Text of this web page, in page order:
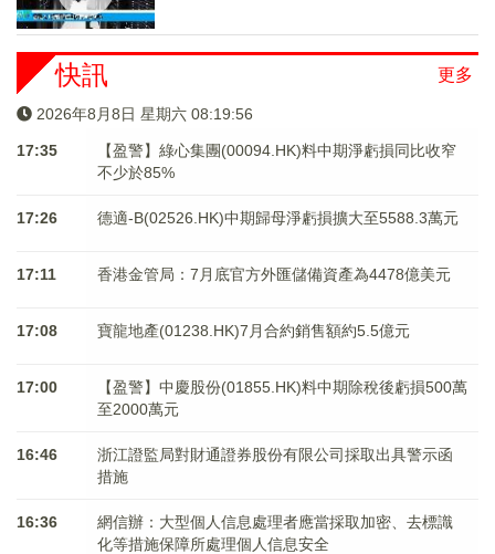
更多
快訊
2026年8月8日 星期六 08:19:56
17:35
【盈警】綠心集團(00094.HK)料中期淨虧損同比收窄
不少於85%
17:26 德適-B(02526.HK)中期歸母淨虧損擴大至5588.3萬元
17:11 香港金管局：7月底官方外匯儲備資產為4478億美元
17:08 寶龍地產(01238.HK)7月合約銷售額約5.5億元
17:00
【盈警】中慶股份(01855.HK)料中期除稅後虧損500萬
至2000萬元
16:46
浙江證監局對財通證券股份有限公司採取出具警示函
措施
16:36
網信辦：大型個人信息處理者應當採取加密、去標識
化等措施保障所處理個人信息安全